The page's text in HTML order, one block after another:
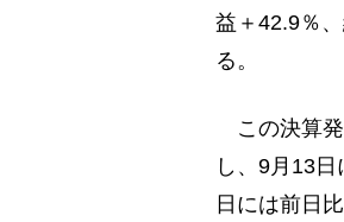
益＋42.9％
る。
この決算発
し、9月13
日には前日